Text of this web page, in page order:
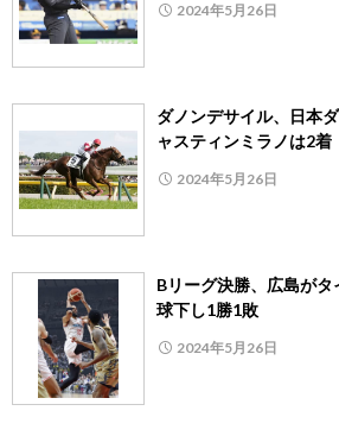
2024年5月26日
ダノンデサイル、日本
ャスティンミラノは2着
2024年5月26日
Bリーグ決勝、広島が
球下し1勝1敗
2024年5月26日